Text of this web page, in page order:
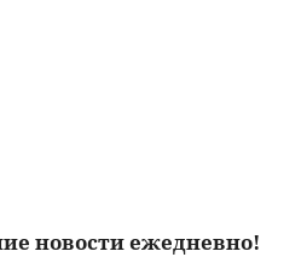
новости ежедневно!